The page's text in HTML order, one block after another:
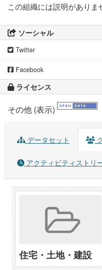
この組織には説明がありま
ソーシャル
Twitter
Facebook
ライセンス
その他 (表示)
データセット
アクティビティストリ
住宅・土地・建設